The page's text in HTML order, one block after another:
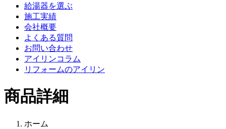
給湯器を選ぶ
施工実績
会社概要
よくある質問
お問い合わせ
アイリンコラム
リフォームのアイリン
商品詳細
ホーム